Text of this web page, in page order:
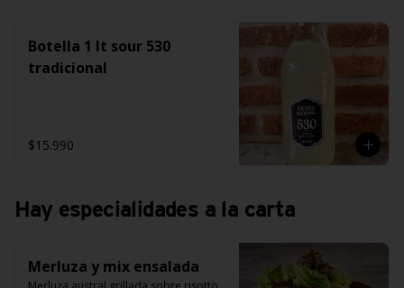
Botella 1 lt sour 530
tradicional
$15.990
Hay especialidades a la carta
Merluza y mix ensalada